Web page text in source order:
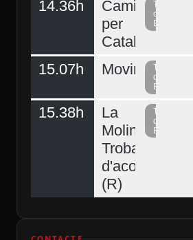
Ahir
14.36h
Caminant
per
Catalunya
Televisió
del
Berguedà
15.07h Moving
Televisió
del
Berguedà
15.38h
La
Molina,
Trobada
d'acordionistes
(R)
Televisió
del
Berguedà